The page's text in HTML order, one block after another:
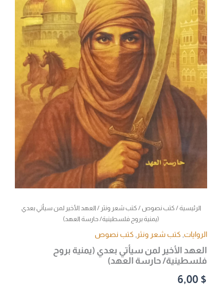
الرئيسية/ كتب نصوص / كتب شعر ونثر / العهد الأخير لمن سيأتي بعدي
(يمنية بروح فلسطينية/ حارسة العهد)
الروايات, كتب شعر ونثر, كتب نصوص
العهد الأخير لمن سيأتي بعدي (يمنية بروح
فلسطينية/ حارسة العهد)
6,00 $